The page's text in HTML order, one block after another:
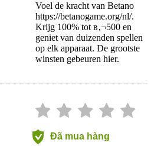
Voel de kracht van Betano
https://betanogame.org/nl/.
Krijg 100% tot в‚¬500 en
geniet van duizenden spellen
op elk apparaat. De grootste
winsten gebeuren hier.
Đã mua hàng